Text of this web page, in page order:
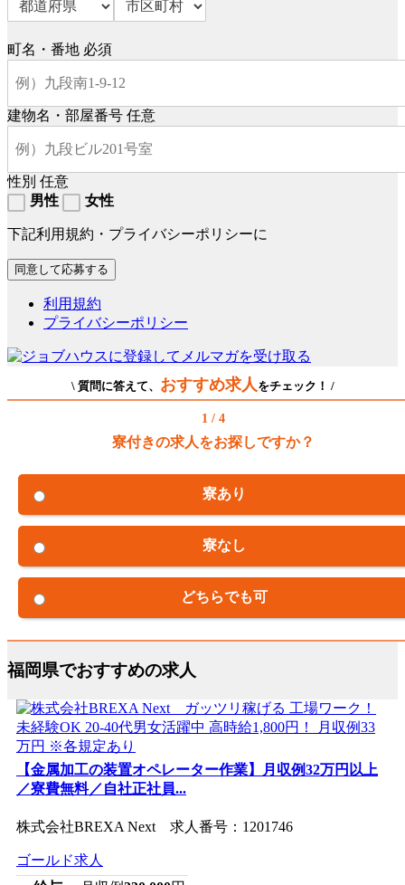
町名・番地 必須
建物名・部屋番号 任意
性別 任意
男性
女性
下記利用規約・プライバシーポリシーに
利用規約
プライバシーポリシー
\ 質問に答えて、 おすすめ求人をチェック！ /
1 / 4
寮付きの求人をお探しですか？
寮あり
寮なし
どちらでも可
福岡県でおすすめの求人
【金属加工の装置オペレーター作業】月収例32万円以上
／寮費無料／自社正社員...
株式会社BREXA Next 求人番号：1201746
ゴールド求人